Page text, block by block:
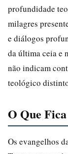
profundidade
milagres
e diálogos
da última ceia e
não indicam
teológico
O Que Fica
Os evangelhos